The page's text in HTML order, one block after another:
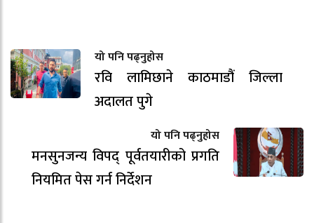
यो पनि पढ्नुहोस
रवि लामिछाने काठमाडौं जिल्ला
अदालत पुगे
यो पनि पढ्नुहोस
मनसुनजन्य विपद् पूर्वतयारीको प्रगति
नियमित पेस गर्न निर्देशन